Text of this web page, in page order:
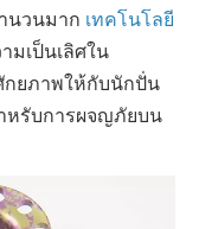
นวนมาก เทคโนโลยี
มเป็นเลิศใน
กยภาพให้กับนักปั่น
หรับการผจญภัยบน